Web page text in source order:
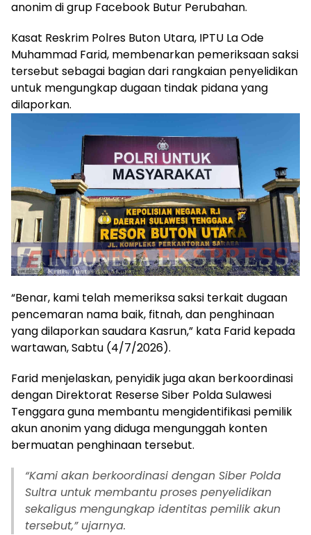
anonim di grup Facebook Butur Perubahan.
Kasat Reskrim Polres Buton Utara, IPTU La Ode
Muhammad Farid, membenarkan pemeriksaan saksi
tersebut sebagai bagian dari rangkaian penyelidikan
untuk mengungkap dugaan tindak pidana yang
dilaporkan.
“Benar, kami telah memeriksa saksi terkait dugaan
pencemaran nama baik, fitnah, dan penghinaan
yang dilaporkan saudara Kasrun,” kata Farid kepada
wartawan, Sabtu (4/7/2026).
Farid menjelaskan, penyidik juga akan berkoordinasi
dengan Direktorat Reserse Siber Polda Sulawesi
Tenggara guna membantu mengidentifikasi pemilik
akun anonim yang diduga mengunggah konten
bermuatan penghinaan tersebut.
“Kami akan berkoordinasi dengan Siber Polda
Sultra untuk membantu proses penyelidikan
sekaligus mengungkap identitas pemilik akun
tersebut,” ujarnya.